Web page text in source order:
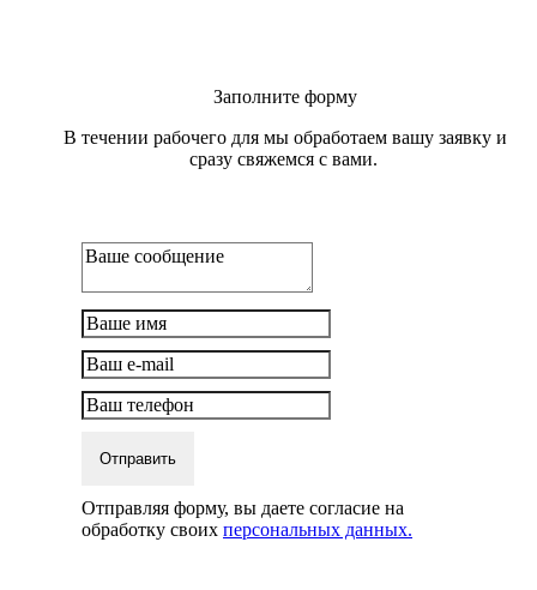
Заполните форму
В течении рабочего для мы обработаем вашу заявку и
сразу свяжемся с вами.
Отправить
Отправляя форму, вы даете согласие на
обработку своих персональных данных.